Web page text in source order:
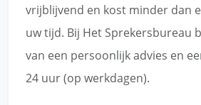
vrijblijvend en kost minder dan
uw tijd. Bij Het Sprekersbureau
van een persoonlijk advies en
24 uur (op werkdagen).